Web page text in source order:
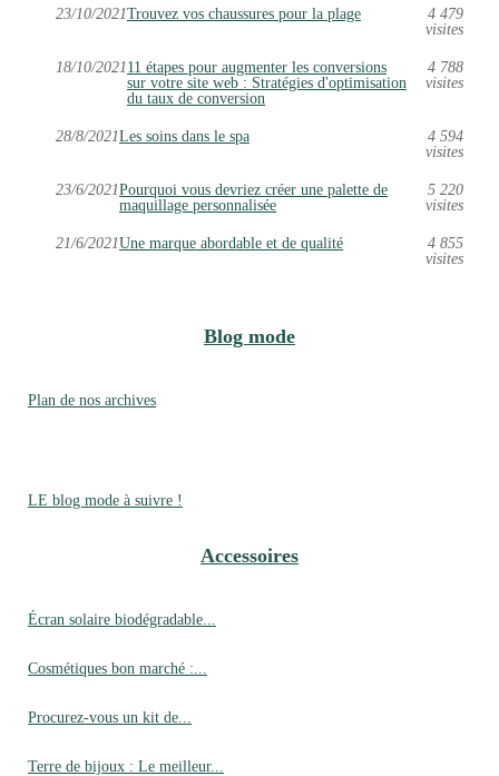
23/10/2021Trouvez vos chaussures pour la plage
4 479
visites
18/10/202111 étapes pour augmenter les conversions
sur votre site web : Stratégies d'optimisation
du taux de conversion
4 788
visites
28/8/2021Les soins dans le spa
4 594
visites
23/6/2021Pourquoi vous devriez créer une palette de
maquillage personnalisée
5 220
visites
21/6/2021Une marque abordable et de qualité
4 855
visites
Blog mode
Plan de nos archives
LE blog mode à suivre !
Accessoires
Écran solaire biodégradable...
Cosmétiques bon marché :...
Procurez-vous un kit de...
Terre de bijoux : Le meilleur...